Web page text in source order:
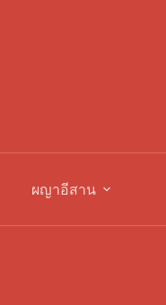
ผญาอีสาน